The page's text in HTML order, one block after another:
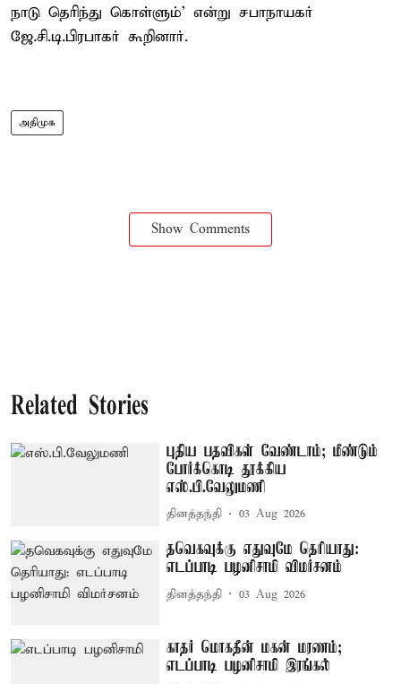
நாடு தெரிந்து கொள்ளும்' என்று சபாநாயகர்
ஜே.சி.டி.பிரபாகர் கூறினார்.
அதிமுக
Show Comments
Related Stories
புதிய பதவிகள் வேண்டாம்; மீண்டும்
போர்க்கொடி தூக்கிய
எஸ்.பி.வேலுமணி
தினத்தந்தி 03 Aug 2026
தவெகவுக்கு எதுவுமே தெரியாது:
எடப்பாடி பழனிசாமி விமர்சனம்
தினத்தந்தி 03 Aug 2026
காதர் மொகதீன் மகன் மரணம்;
எடப்பாடி பழனிசாமி இரங்கல்